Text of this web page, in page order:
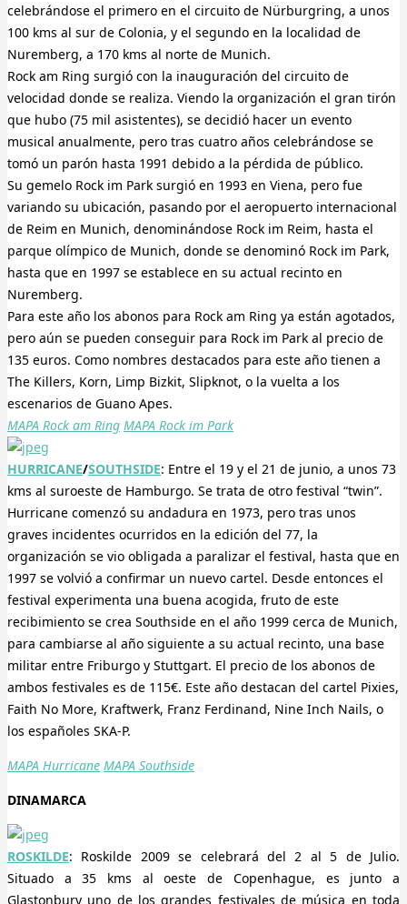
celebrándose el primero en el circuito de Nürburgring, a unos
100 kms al sur de Colonia, y el segundo en la localidad de
Nuremberg, a 170 kms al norte de Munich.
Rock am Ring surgió con la inauguración del circuito de
velocidad donde se realiza. Viendo la organización el gran tirón
que hubo (75 mil asistentes), se decidió hacer un evento
musical anualmente, pero tras cuatro años celebrándose se
tomó un parón hasta 1991 debido a la pérdida de público.
Su gemelo Rock im Park surgió en 1993 en Viena, pero fue
variando su ubicación, pasando por el aeropuerto internacional
de Reim en Munich, denominándose Rock im Reim, hasta el
parque olímpico de Munich, donde se denominó Rock im Park,
hasta que en 1997 se establece en su actual recinto en
Nuremberg.
Para este año los abonos para Rock am Ring ya están agotados,
pero aún se pueden conseguir para Rock im Park al precio de
135 euros. Como nombres destacados para este año tienen a
The Killers, Korn, Limp Bizkit, Slipknot, o la vuelta a los
escenarios de Guano Apes.
MAPA Rock am Ring MAPA Rock im Park
HURRICANE/SOUTHSIDE: Entre el 19 y el 21 de junio, a unos 73
kms al suroeste de Hamburgo. Se trata de otro festival “twin”.
Hurricane comenzó su andadura en 1973, pero tras unos
graves incidentes ocurridos en la edición del 77, la
organización se vio obligada a paralizar el festival, hasta que en
1997 se volvió a confirmar un nuevo cartel. Desde entonces el
festival experimenta una buena acogida, fruto de este
recibimiento se crea Southside en el año 1999 cerca de Munich,
para cambiarse al año siguiente a su actual recinto, una base
militar entre Friburgo y Stuttgart. El precio de los abonos de
ambos festivales es de 115€. Este año destacan del cartel Pixies,
Faith No More, Kraftwerk, Franz Ferdinand, Nine Inch Nails, o
los españoles SKA-P.
MAPA Hurricane MAPA Southside
DINAMARCA
ROSKILDE: Roskilde 2009 se celebrará del 2 al 5 de Julio.
Situado a 35 kms al oeste de Copenhague, es junto a
Glastonbury uno de los grandes festivales de música en toda